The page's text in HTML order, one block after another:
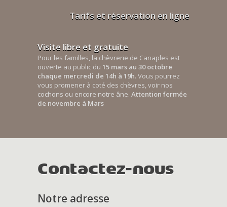
Tarifs et réservation en ligne
Visite libre et gratuite
Pour les familles, la chèvrerie de Canaples est
ouverte au public du 15 mars au 30 octobre
chaque mercredi de 14h à 19h. Vous pourrez
vous promener à coté des chèvres, voir nos
cochons ou encore notre âne. Attention fermée
de novembre à Mars
Contactez-nous
Notre adresse